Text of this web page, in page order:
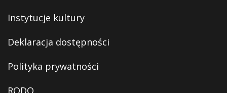
Instytucje kultury
Deklaracja dostępności
Polityka prywatności
RODO